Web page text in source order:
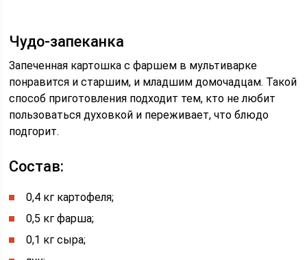
Чудо-запеканка
Запеченная картошка с фаршем в мультиварке
понравится и старшим, и младшим домочадцам. Такой
способ приготовления подходит тем, кто не любит
пользоваться духовкой и переживает, что блюдо
подгорит.
Состав:
0,4 кг картофеля;
0,5 кг фарша;
0,1 кг сыра;